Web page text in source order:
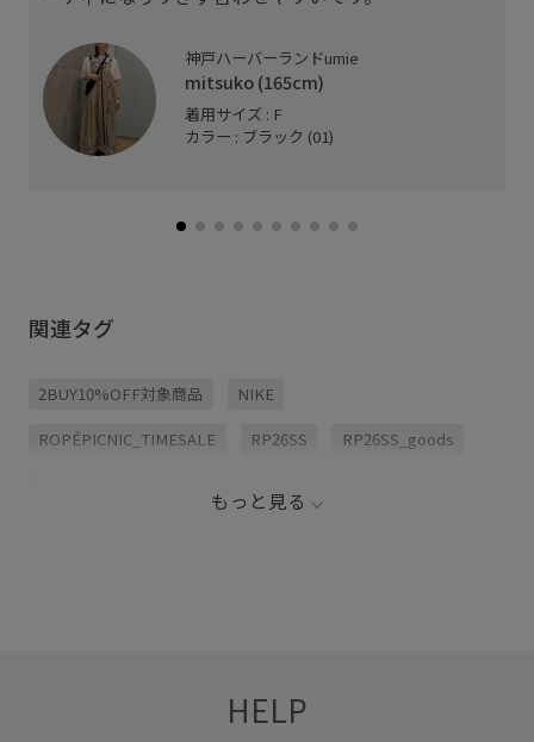
神戸ハーバーランドumie
mitsuko (165cm)
着用サイズ : F
カラー : ブラック (01)
関連タグ
2BUY10%OFF対象商品 NIKE
ROPÉPICNIC_TIMESALE RP26SS RP26SS_goods
もっと見る
HELP